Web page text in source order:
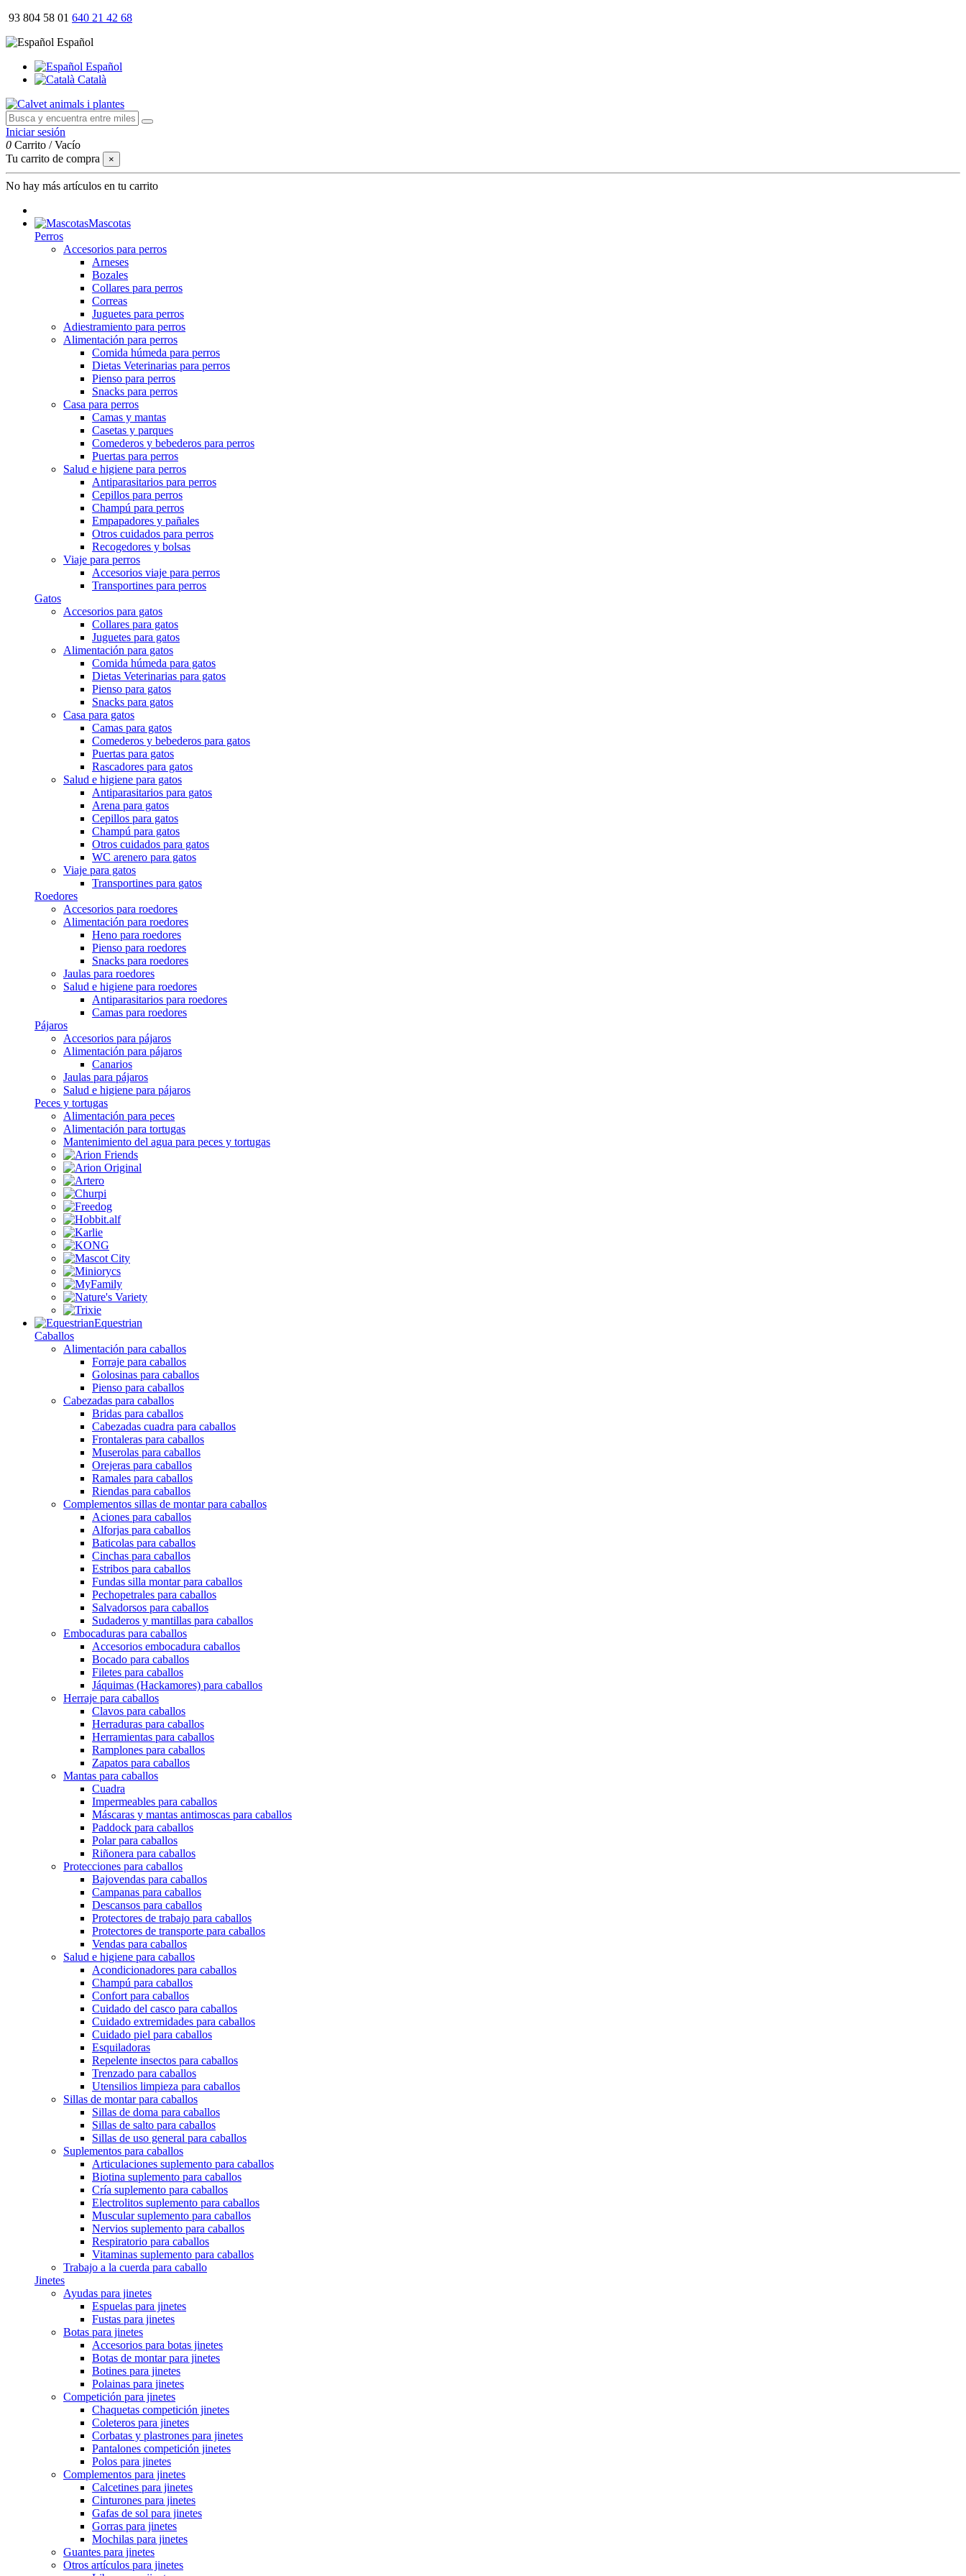
93 804 58 01 640 21 42 68
Español
Español
Català
Iniciar sesión
0 Carrito /Vacío
Tu carrito de compra
×
No hay más artículos en tu carrito
Mascotas
Perros
Accesorios para perros
Arneses
Bozales
Collares para perros
Correas
Juguetes para perros
Adiestramiento para perros
Alimentación para perros
Comida húmeda para perros
Dietas Veterinarias para perros
Pienso para perros
Snacks para perros
Casa para perros
Camas y mantas
Casetas y parques
Comederos y bebederos para perros
Puertas para perros
Salud e higiene para perros
Antiparasitarios para perros
Cepillos para perros
Champú para perros
Empapadores y pañales
Otros cuidados para perros
Recogedores y bolsas
Viaje para perros
Accesorios viaje para perros
Transportines para perros
Gatos
Accesorios para gatos
Collares para gatos
Juguetes para gatos
Alimentación para gatos
Comida húmeda para gatos
Dietas Veterinarias para gatos
Pienso para gatos
Snacks para gatos
Casa para gatos
Camas para gatos
Comederos y bebederos para gatos
Puertas para gatos
Rascadores para gatos
Salud e higiene para gatos
Antiparasitarios para gatos
Arena para gatos
Cepillos para gatos
Champú para gatos
Otros cuidados para gatos
WC arenero para gatos
Viaje para gatos
Transportines para gatos
Roedores
Accesorios para roedores
Alimentación para roedores
Heno para roedores
Pienso para roedores
Snacks para roedores
Jaulas para roedores
Salud e higiene para roedores
Antiparasitarios para roedores
Camas para roedores
Pájaros
Accesorios para pájaros
Alimentación para pájaros
Canarios
Jaulas para pájaros
Salud e higiene para pájaros
Peces y tortugas
Alimentación para peces
Alimentación para tortugas
Mantenimiento del agua para peces y tortugas
Equestrian
Caballos
Alimentación para caballos
Forraje para caballos
Golosinas para caballos
Pienso para caballos
Cabezadas para caballos
Bridas para caballos
Cabezadas cuadra para caballos
Frontaleras para caballos
Muserolas para caballos
Orejeras para caballos
Ramales para caballos
Riendas para caballos
Complementos sillas de montar para caballos
Aciones para caballos
Alforjas para caballos
Baticolas para caballos
Cinchas para caballos
Estribos para caballos
Fundas silla montar para caballos
Pechopetrales para caballos
Salvadorsos para caballos
Sudaderos y mantillas para caballos
Embocaduras para caballos
Accesorios embocadura caballos
Bocado para caballos
Filetes para caballos
Jáquimas (Hackamores) para caballos
Herraje para caballos
Clavos para caballos
Herraduras para caballos
Herramientas para caballos
Ramplones para caballos
Zapatos para caballos
Mantas para caballos
Cuadra
Impermeables para caballos
Máscaras y mantas antimoscas para caballos
Paddock para caballos
Polar para caballos
Riñonera para caballos
Protecciones para caballos
Bajovendas para caballos
Campanas para caballos
Descansos para caballos
Protectores de trabajo para caballos
Protectores de transporte para caballos
Vendas para caballos
Salud e higiene para caballos
Acondicionadores para caballos
Champú para caballos
Confort para caballos
Cuidado del casco para caballos
Cuidado extremidades para caballos
Cuidado piel para caballos
Esquiladoras
Repelente insectos para caballos
Trenzado para caballos
Utensilios limpieza para caballos
Sillas de montar para caballos
Sillas de doma para caballos
Sillas de salto para caballos
Sillas de uso general para caballos
Suplementos para caballos
Articulaciones suplemento para caballos
Biotina suplemento para caballos
Cría suplemento para caballos
Electrolitos suplemento para caballos
Muscular suplemento para caballos
Nervios suplemento para caballos
Respiratorio para caballos
Vitaminas suplemento para caballos
Trabajo a la cuerda para caballo
Jinetes
Ayudas para jinetes
Espuelas para jinetes
Fustas para jinetes
Botas para jinetes
Accesorios para botas jinetes
Botas de montar para jinetes
Botines para jinetes
Polainas para jinetes
Competición para jinetes
Chaquetas competición jinetes
Coleteros para jinetes
Corbatas y plastrones para jinetes
Pantalones competición jinetes
Polos para jinetes
Complementos para jinetes
Calcetines para jinetes
Cinturones para jinetes
Gafas de sol para jinetes
Gorras para jinetes
Mochilas para jinetes
Guantes para jinetes
Otros artículos para jinetes